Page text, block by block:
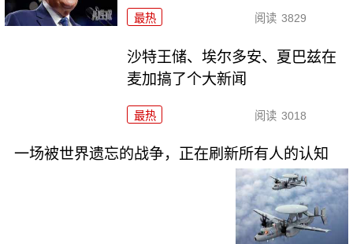
最热 阅读 3829
沙特王储、埃尔多安、夏巴兹在
麦加搞了个大新闻
最热 阅读 3018
一场被世界遗忘的战争，正在刷新所有人的认知